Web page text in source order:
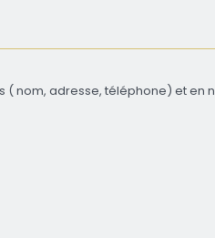
nom, adresse, téléphone) et en